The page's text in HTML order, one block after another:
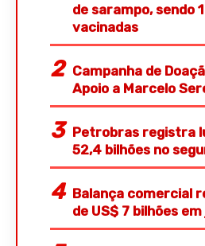
de sarampo, sendo
vacinadas
Campanha de
Apoio a Marcelo
Petrobras registra
52,4 bilhões no
Balança comercial
de US$ 7 bilhões